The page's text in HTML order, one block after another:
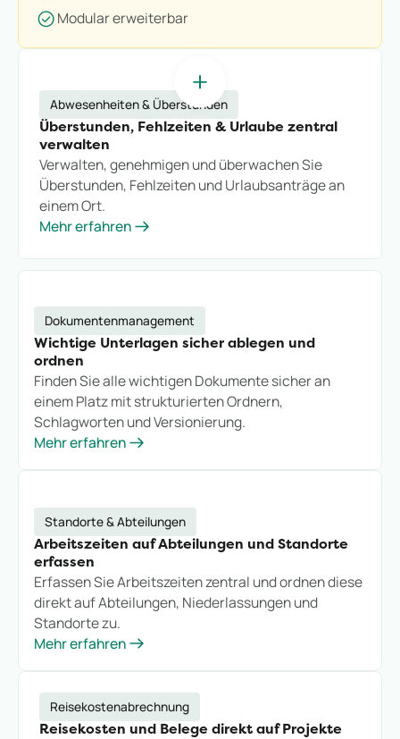
Modular erweiterbar
Abwesenheiten & Überstunden
Überstunden, Fehlzeiten & Urlaube zentral
verwalten
Verwalten, genehmigen und überwachen Sie
Überstunden, Fehlzeiten und Urlaubsanträge an
einem Ort.
Mehr erfahren
Dokumentenmanagement
Wichtige Unterlagen sicher ablegen und
ordnen
Finden Sie alle wichtigen Dokumente sicher an
einem Platz mit strukturierten Ordnern,
Schlagworten und Versionierung.
Mehr erfahren
Standorte & Abteilungen
Arbeitszeiten auf Abteilungen und Standorte
erfassen
Erfassen Sie Arbeitszeiten zentral und ordnen diese
direkt auf Abteilungen, Niederlassungen und
Standorte zu.
Mehr erfahren
Reisekostenabrechnung
Reisekosten und Belege direkt auf Projekte